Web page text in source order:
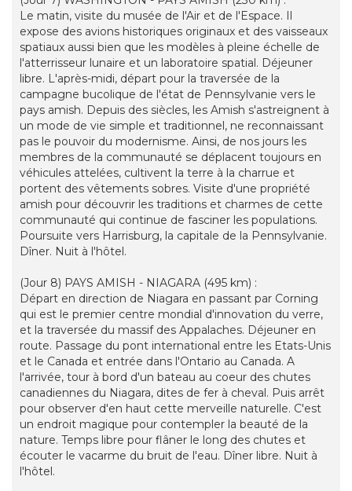
Le matin, visite du musée de l'Air et de l'Espace. Il
expose des avions historiques originaux et des vaisseaux
spatiaux aussi bien que les modèles à pleine échelle de
l'atterrisseur lunaire et un laboratoire spatial. Déjeuner
libre. L'après-midi, départ pour la traversée de la
campagne bucolique de l'état de Pennsylvanie vers le
pays amish. Depuis des siècles, les Amish s'astreignent à
un mode de vie simple et traditionnel, ne reconnaissant
pas le pouvoir du modernisme. Ainsi, de nos jours les
membres de la communauté se déplacent toujours en
véhicules attelées, cultivent la terre à la charrue et
portent des vêtements sobres. Visite d'une propriété
amish pour découvrir les traditions et charmes de cette
communauté qui continue de fasciner les populations.
Poursuite vers Harrisburg, la capitale de la Pennsylvanie.
Dîner. Nuit à l'hôtel.
(Jour 8) PAYS AMISH - NIAGARA (495 km) :
Départ en direction de Niagara en passant par Corning
qui est le premier centre mondial d'innovation du verre,
et la traversée du massif des Appalaches. Déjeuner en
route. Passage du pont international entre les Etats-Unis
et le Canada et entrée dans l'Ontario au Canada. A
l'arrivée, tour à bord d'un bateau au coeur des chutes
canadiennes du Niagara, dites de fer à cheval. Puis arrêt
pour observer d'en haut cette merveille naturelle. C'est
un endroit magique pour contempler la beauté de la
nature. Temps libre pour flâner le long des chutes et
écouter le vacarme du bruit de l'eau. Dîner libre. Nuit à
l'hôtel.